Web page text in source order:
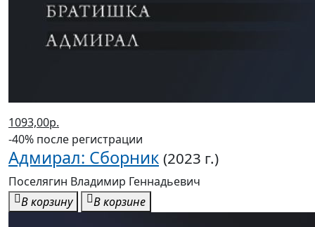
1093,00р.
-40% после регистрации
Адмирал: Сборник (2023 г.)
Поселягин Владимир Геннадьевич
В корзину
В корзине